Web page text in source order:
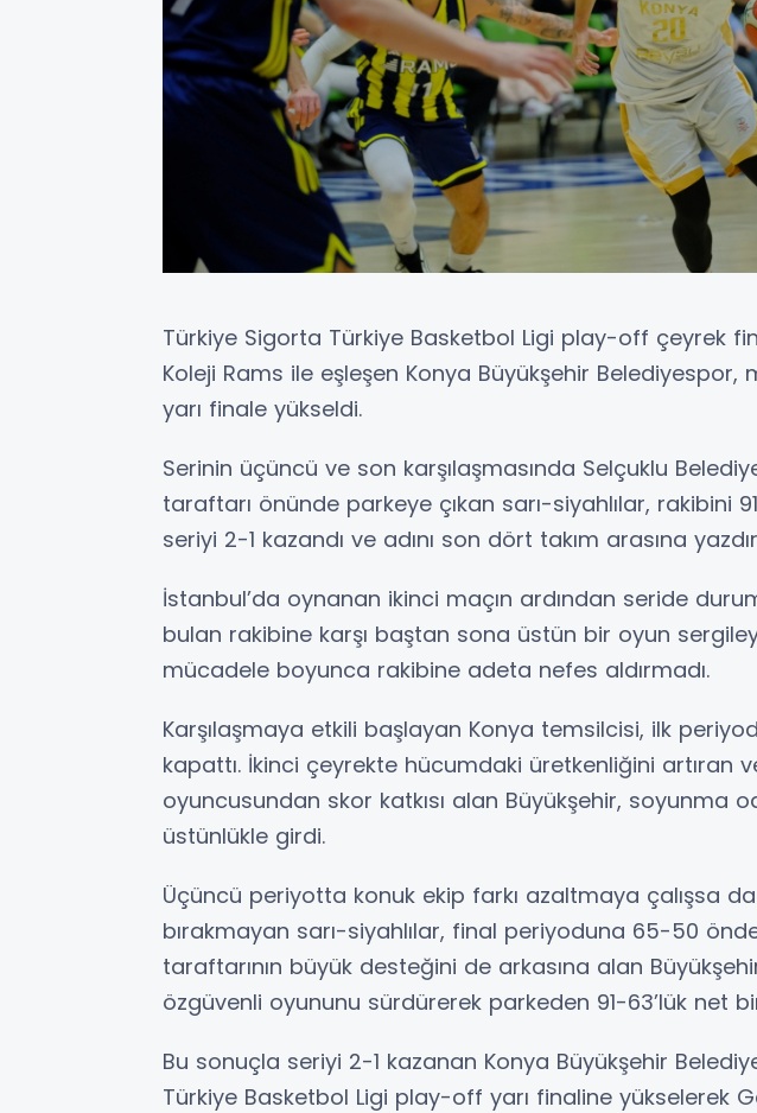
Türkiye Sigorta Türkiye Basketbol Ligi play-off çeyrek
Koleji Rams ile eşleşen Konya Büyükşehir
yarı finale yükseldi.
Serinin üçüncü ve son karşılaşmasında Selçuklu
taraftarı önünde parkeye çıkan sarı-siyahlılar, rakibini
seriyi 2-1 kazandı ve adını son dört takım arasına
İstanbul’da oynanan ikinci maçın ardından seride
bulan rakibine karşı baştan sona üstün bir oyun
mücadele boyunca rakibine adeta nefes aldırmadı.
Karşılaşmaya etkili başlayan Konya temsilcisi, ilk
kapattı. İkinci çeyrekte hücumdaki üretkenliğini artıran
oyuncusundan skor katkısı alan Büyükşehir, soyunma
üstünlükle girdi.
Üçüncü periyotta konuk ekip farkı azaltmaya çalışsa
bırakmayan sarı-siyahlılar, final periyoduna 65-50
taraftarının büyük desteğini de arkasına alan
özgüvenli oyununu sürdürerek parkeden 91-63’lük net
Bu sonuçla seriyi 2-1 kazanan Konya Büyükşehir
Türkiye Basketbol Ligi play-off yarı finaline yükselerek